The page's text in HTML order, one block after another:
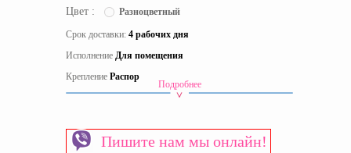
Цвет :
Разноцветный
Срок доставки: 4 рабочих дня
Исполнение Для помещения
Крепление Распор
Подробнее
Пишите нам мы онлайн!